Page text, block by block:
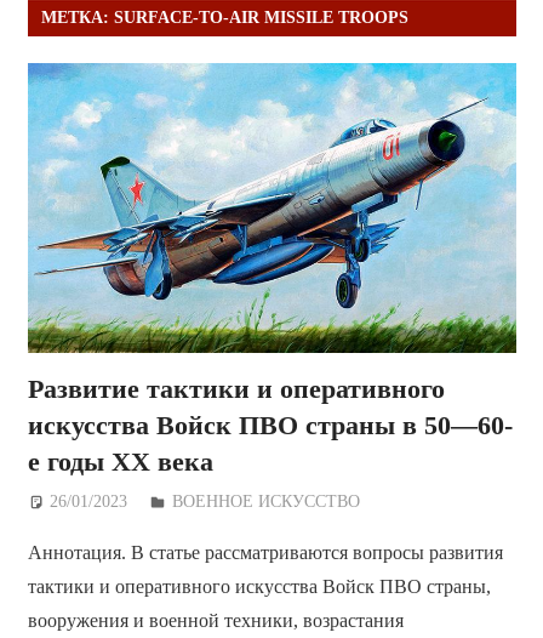
МЕТКА: SURFACE-TO-AIR MISSILE TROOPS
Развитие тактики и оперативного
искусства Войск ПВО страны в 50—60-
е годы ХХ века
26/01/2023 Дежурный по Редакции
ВОЕННОЕ ИСКУССТВО
Аннотация. В статье рассматриваются вопросы развития
тактики и оперативного искусства Войск ПВО страны,
вооружения и военной техники, возрастания